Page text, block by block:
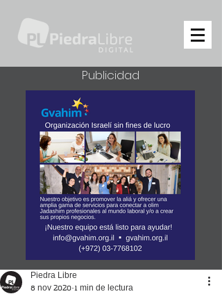
Piedra Libre
8 nov 2020 1 min de lectura
Publicidad